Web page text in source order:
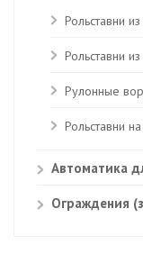
Рольставни
Рольставни
Рулонные
Рольставни
Автоматика
Ограждения